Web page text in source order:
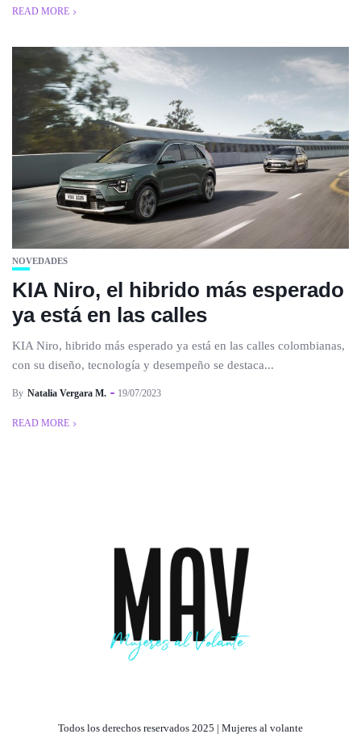
READ MORE
NOVEDADES
KIA Niro, el hibrido más esperado
ya está en las calles
KIA Niro, hibrido más esperado ya está en las calles colombianas,
con su diseño, tecnología y desempeño se destaca...
By Natalia Vergara M. 19/07/2023
READ MORE
Todos los derechos reservados 2025 | Mujeres al volante